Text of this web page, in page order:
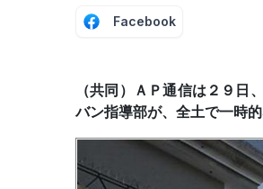
Facebook
（共同）ＡＰ通信は２９日
バン指導部が、全土で一時